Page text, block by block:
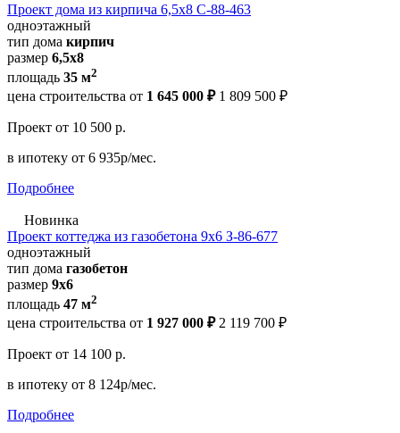
Проект дома из кирпича 6,5х8 С-88-463
одноэтажный
тип дома кирпич
размер 6,5х8
площадь 35 м2
цена строительства от 1 645 000 ₽ 1 809 500 ₽
Проект от 10 500 р.
в ипотеку от 6 935р/мес.
Подробнее
Новинка
Проект коттеджа из газобетона 9х6 З-86-677
одноэтажный
тип дома газобетон
размер 9x6
площадь 47 м2
цена строительства от 1 927 000 ₽ 2 119 700 ₽
Проект от 14 100 р.
в ипотеку от 8 124р/мес.
Подробнее